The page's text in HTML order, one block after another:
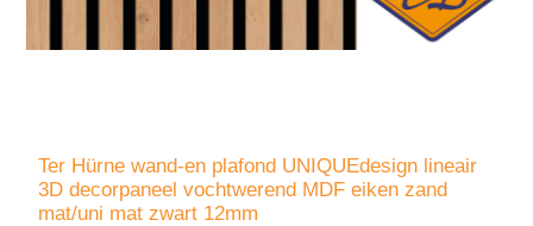
Ter Hürne wand-en plafond UNIQUEdesign lineair
3D decorpaneel vochtwerend MDF eiken zand
mat/uni mat zwart 12mm